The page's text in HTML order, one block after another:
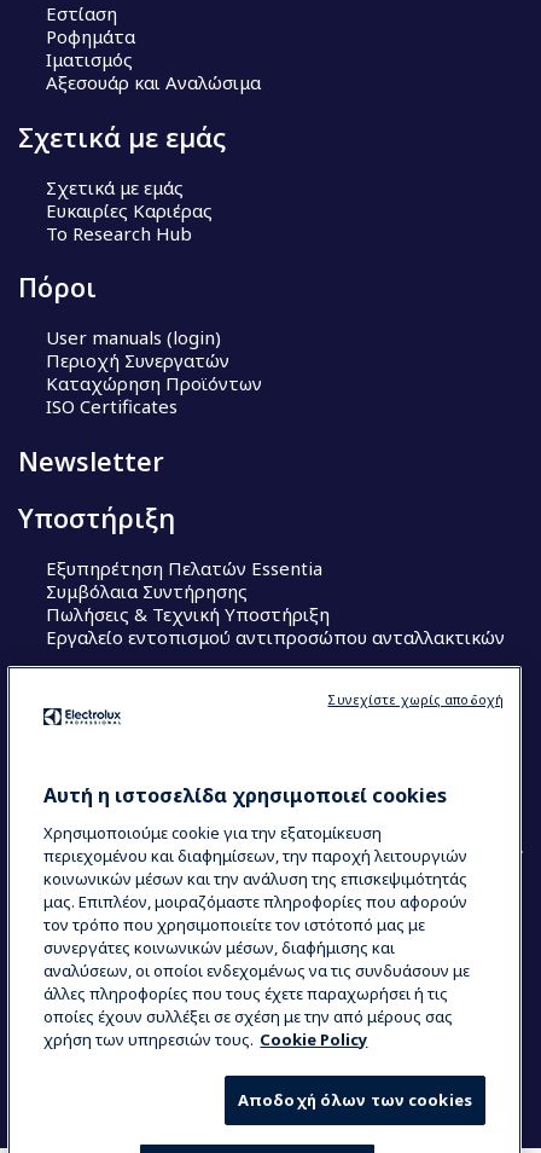
Εστίαση
Ροφημάτα
Ιματισμός
Αξεσουάρ και Αναλώσιμα
Σχετικά με εμάς
Σχετικά με εμάς
Ευκαιρίες Καριέρας
Το Research Hub
Πόροι
User manuals (login)
Περιοχή Συνεργατών
Καταχώρηση Προϊόντων
ISO Certificates
Newsletter
Υποστήριξη
Εξυπηρέτηση Πελατών Essentia
Συμβόλαια Συντήρησης
Πωλήσεις & Τεχνική Υποστήριξη
Εργαλείο εντοπισμού αντιπροσώπου ανταλλακτικών
Electrolux Professional Ακαδημία Chef
COUNTRY AND LANGUAGE
Η ΕΠΙΛΟΓΉ ΣΑΣ: ΕΛΛΗΝΙΚΆ
Data Privacy Statement
Cookie Policy
Όροι και προϋποθέσεις
Αυτή η ιστοσελίδα χρησιμοποιεί cookies
Χρησιμοποιούμε cookie για την εξατομίκευση
περιεχομένου και διαφημίσεων, την παροχή λειτουργιών
κοινωνικών μέσων και την ανάλυση της επισκεψιμότητάς
μας. Επιπλέον, μοιραζόμαστε πληροφορίες που αφορούν
τον τρόπο που χρησιμοποιείτε τον ιστότοπό μας με
συνεργάτες κοινωνικών μέσων, διαφήμισης και
αναλύσεων, οι οποίοι ενδεχομένως να τις συνδυάσουν με
άλλες πληροφορίες που τους έχετε παραχωρήσει ή τις
οποίες έχουν συλλέξει σε σχέση με την από μέρους σας
χρήση των υπηρεσιών τους. Cookie Policy
Αποδοχή όλων των cookies
Συνεχίστε χωρίς αποδοχή